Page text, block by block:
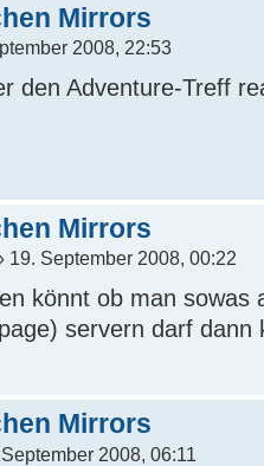
Mirrors
2008, 22:53
den Adventure-Treff
Mirrors
19. September 2008, 00:22
könnt ob man sowas
servern darf
Mirrors
2008, 06:11